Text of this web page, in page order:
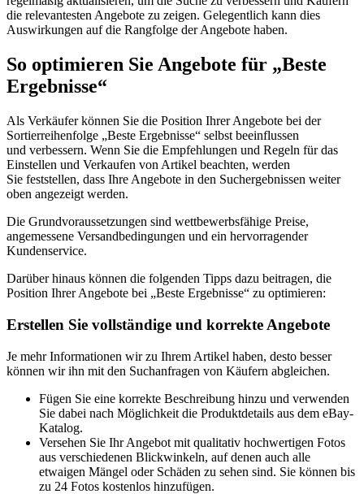
die relevantesten Angebote zu zeigen. Gelegentlich kann dies
Auswirkungen auf die Rangfolge der Angebote haben.
So optimieren Sie Angebote für „Beste
Ergebnisse“
Als Verkäufer können Sie die Position Ihrer Angebote bei der
Sortierreihenfolge „Beste Ergebnisse“ selbst beeinflussen
und verbessern. Wenn Sie die Empfehlungen und Regeln für das
Einstellen und Verkaufen von Artikel beachten, werden
Sie feststellen, dass Ihre Angebote in den Suchergebnissen weiter
oben angezeigt werden.
Die Grundvoraussetzungen sind wettbewerbsfähige Preise,
angemessene Versandbedingungen und ein hervorragender
Kundenservice.
Darüber hinaus können die folgenden Tipps dazu beitragen, die
Position Ihrer Angebote bei „Beste Ergebnisse“ zu optimieren:
Erstellen Sie vollständige und korrekte Angebote
Je mehr Informationen wir zu Ihrem Artikel haben, desto besser
können wir ihn mit den Suchanfragen von Käufern abgleichen.
Fügen Sie eine korrekte Beschreibung hinzu und verwenden
Sie dabei nach Möglichkeit die Produktdetails aus dem eBay-
Katalog.
Versehen Sie Ihr Angebot mit qualitativ hochwertigen Fotos
aus verschiedenen Blickwinkeln, auf denen auch alle
etwaigen Mängel oder Schäden zu sehen sind. Sie können bis
zu 24 Fotos kostenlos hinzufügen.